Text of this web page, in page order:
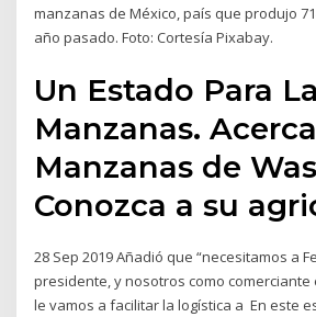
manzanas de México, país que produjo
año pasado. Foto: Cortesía Pixabay.
Un Estado Para
Manzanas.
Manzanas de
Conozca a su
28 Sep 2019 Añadió que “necesitamos a
presidente, y nosotros como comerciante
le vamos a facilitar la logística a En este